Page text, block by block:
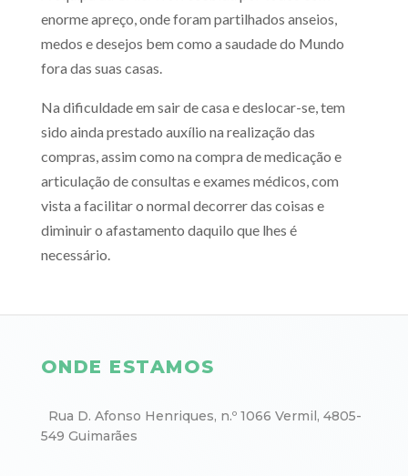
enorme apreço, onde foram partilhados anseios,
medos e desejos bem como a saudade do Mundo
fora das suas casas.
Na dificuldade em sair de casa e deslocar-se, tem
sido ainda prestado auxílio na realização das
compras, assim como na compra de medicação e
articulação de consultas e exames médicos, com
vista a facilitar o normal decorrer das coisas e
diminuir o afastamento daquilo que lhes é
necessário.
ONDE ESTAMOS
Rua D. Afonso Henriques, n.º 1066 Vermil, 4805-
549 Guimarães